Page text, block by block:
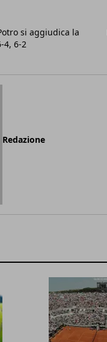
si aggiudica la
4, 6-2
Redazione